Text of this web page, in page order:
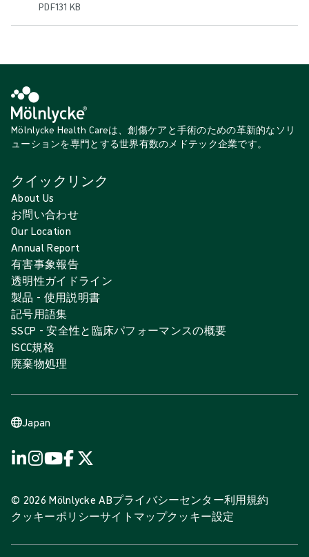
PDF131 KB
Mölnlycke Health Careは、創傷ケアと手術のための革新的なソリ
ューションを専門とする世界有数のメドテック企業です。
クイックリンク
About Us
お問い合わせ
Our Location
Annual Report
有害事象報告
透明性ガイドライン
製品 - 使用説明書
記号用語集
SSCP - 安全性と臨床パフォーマンスの概要
ISCC規格
廃棄物処理
Japan
© 2026 Mölnlycke ABプライバシーセンター利用規約
クッキーポリシーサイトマップクッキー設定